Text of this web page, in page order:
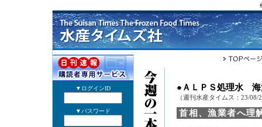
●ＡＬＰＳ処理水
（週刊水産タイムス：23/08/
首相、漁業者へ理